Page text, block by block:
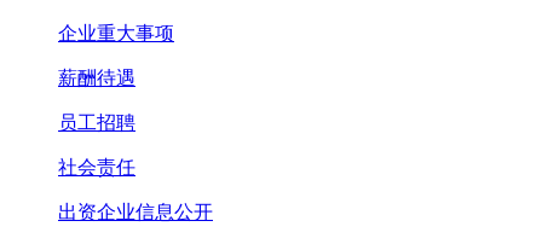
企业重大事项
薪酬待遇
员工招聘
社会责任
出资企业信息公开